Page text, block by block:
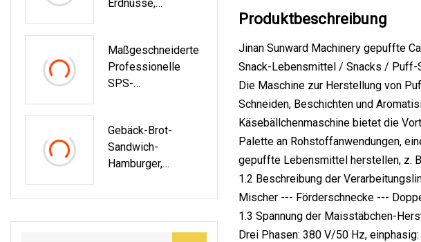
Fritteuse
Erdnüsse,
Überziehen,
Saubohnenmaschin
E
Maßgeschneiderte
Professionelle
SPS-
Die Industrielle
Verarbeitung Von
Nüssen
Gebäck-Brot-
Sandwich-
Hamburger,
Füllung, Formung,
Verarbeitungsmasc
Produktbeschreibung
Jinan Sunward Machinery gepuffte
Snack-Lebensmittel / Snacks / Puff-
Die Maschine zur Herstellung von
Schneiden, Beschichten und
Käsebällchenmaschine bietet die
Palette an Rohstoffanwendungen,
gepuffte Lebensmittel herstellen, z.
1.2 Beschreibung der
Mischer --- Förderschnecke ---
1.3 Spannung der Maisstäbchen-
Drei Phasen: 380 V/50 Hz,